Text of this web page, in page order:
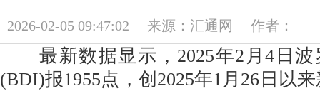
2026-02-05 09:47:02 来源：汇通网 作者：
最新数据显示，2025年2月4日波
(BDI)报1955点，创2025年1月26日以